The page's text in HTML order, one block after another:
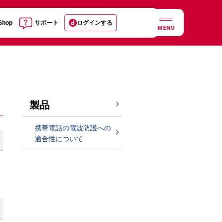
サポート ログインする
MENU
製品
携帯電話の電波防護への
適合性について